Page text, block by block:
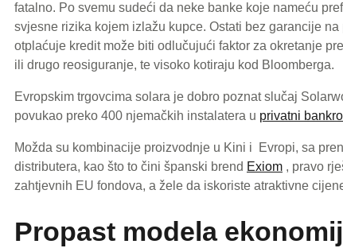
fatalno. Po svemu sudeći da neke banke koje nameću
svjesne rizika kojem izlažu kupce. Ostati bez garancije
otplaćuje kredit može biti odlučujući faktor za okretanje
ili drugo reosiguranje, te visoko kotiraju kod Bloomberga.
Evropskim trgovcima solara je dobro poznat slučaj
povukao preko 400 njemačkih instalatera u privatni
Možda su kombinacije proizvodnje u Kini i Evropi, sa
distributera, kao što to čini španski brend Exiom , pravo
zahtjevnih EU fondova, a žele da iskoriste atraktivne
Propast modela